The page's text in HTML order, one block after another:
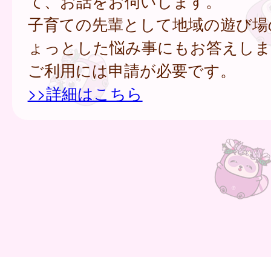
子育ての先輩として地域の遊び
ょっとした悩み事にもお答えし
ご利用には申請が必要です。
>>詳細はこちら